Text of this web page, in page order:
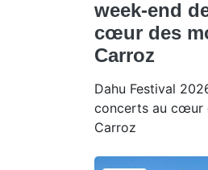
week-end
cœur des
Carroz
Dahu Festival
concerts au cœur
Carroz